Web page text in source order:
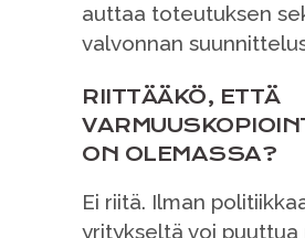
auttaa toteutuksen
valvonnan
RIITTÄÄKÖ, ETTÄ
ON OLEMASSA?
Ei riitä. Ilman
yritykseltä voi puuttua